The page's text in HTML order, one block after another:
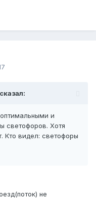
и
светофоров. Хотя
Кто видел: светофоры
не